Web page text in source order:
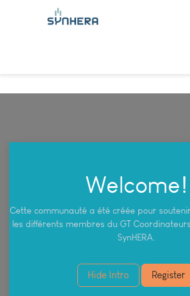
Welcome!
Cette communauté a été créée pour
les différents membres du GT
SynHERA.
Hide Intro Register